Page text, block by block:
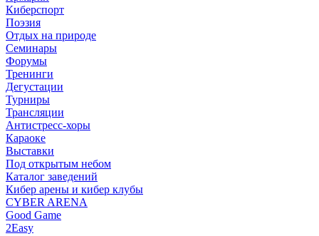
Киберспорт
Поэзия
Отдых на природе
Семинары
Форумы
Тренинги
Дегустации
Турниры
Трансляции
Антистресс-хоры
Караоке
Выставки
Под открытым небом
Каталог заведений
Кибер арены и кибер клубы
CYBER ARENA
Good Game
2Easy